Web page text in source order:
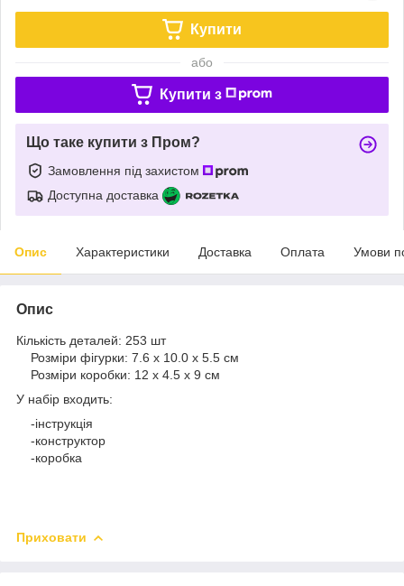
Купити
або
Купити з
Що таке купити з Пром?
Замовлення під захистом
Доступна доставка
Опис Характеристики Доставка Оплата Умови
Опис
Кількість деталей: 253 шт
Розміри фігурки: 7.6 х 10.0 х 5.5 см
Розміри коробки: 12 х 4.5 х 9 см
У набір входить:
-інструкція
-конструктор
-коробка
Приховати